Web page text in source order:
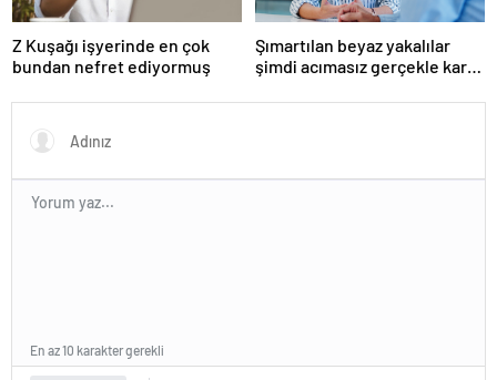
Z Kuşağı işyerinde en çok
bundan nefret ediyormuş
Şımartılan beyaz yakalılar
şimdi acımasız gerçekle karşı
En az 10 karakter gerekli